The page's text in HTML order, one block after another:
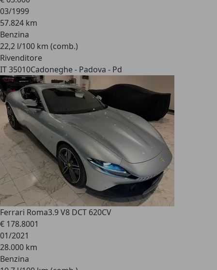
03/1999
57.824 km
Benzina
22,2 l/100 km (comb.)
Rivenditore
IT 35010Cadoneghe - Padova - Pd
Ferrari Roma3.9 V8 DCT 620CV
€ 178.8001
01/2021
28.000 km
Benzina